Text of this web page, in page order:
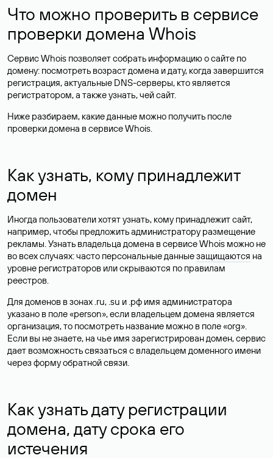
kara-gai.com
4 301 ₽ ? В корзину
карагаи.shop
14 982 ₽
189 ₽
?
-95%
SSL в подарок
590 ₽
?
kara-gai.su
1 498 ₽ ? В корзину
Для чего нужен Whois сервис
Прежде всего, Whois позволяет бесплатно и быстро
результатах проверки домена, значит, доменное имя
свободно и с большой долей вероятностиможет быть
зарегистрировано.
Однако Whois пользуется популярностью не только для